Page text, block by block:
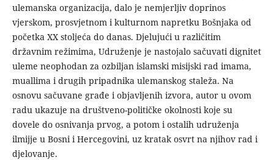
ulemanska organizacija, dalo je nemjerljiv doprinos
vjerskom, prosvjetnom i kulturnom napretku Bošnjaka od
početka XX stoljeća do danas. Djelujući u različitim
državnim režimima, Udruženje je nastojalo sačuvati dignitet
uleme neophodan za ozbiljan islamski misijski rad imama,
muallima i drugih pripadnika ulemanskog staleža. Na
osnovu sačuvane građe i objavljenih izvora, autor u ovom
radu ukazuje na društveno-političke okolnosti koje su
dovele do osnivanja prvog, a potom i ostalih udruženja
ilmijje u Bosni i Hercegovini, uz kratak osvrt na njihov rad i
djelovanje.